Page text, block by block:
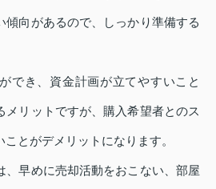
傾向があるので、しっかり準備する
でき、資金計画が立てやすいこと
メリットですが、購入希望者とのス
とがデメリットになります。
、早めに売却活動をおこない、部屋